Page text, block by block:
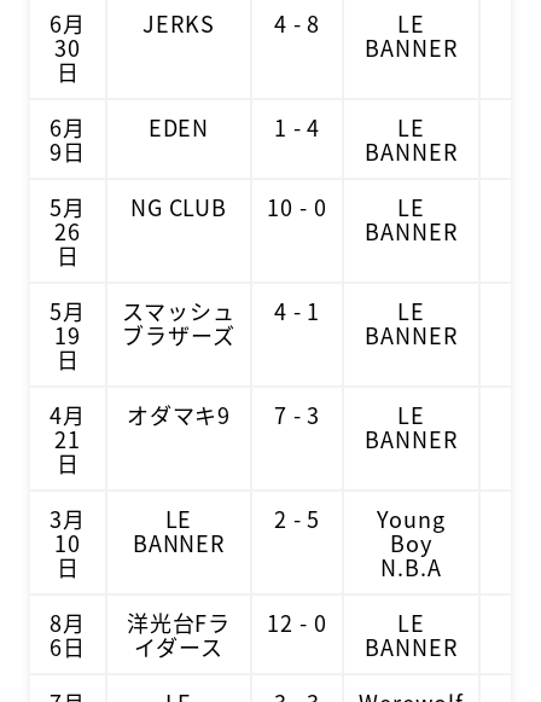
6月
30
日
JERKS 4 - 8 LE
BANNER
6月
9日
EDEN 1 - 4 LE
BANNER
5月
26
日
NG CLUB 10 - 0 LE
BANNER
5月
19
日
スマッシュ
ブラザーズ
4 - 1 LE
BANNER
4月
21
日
オダマキ9 7 - 3 LE
BANNER
3月
10
日
LE
BANNER
2 - 5 Young
Boy
N.B.A
8月
6日
洋光台Fラ
イダース
12 - 0 LE
BANNER